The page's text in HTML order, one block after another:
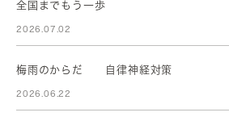
全国までもう一歩
2026.07.02
梅雨のからだ 自律神経対策
2026.06.22